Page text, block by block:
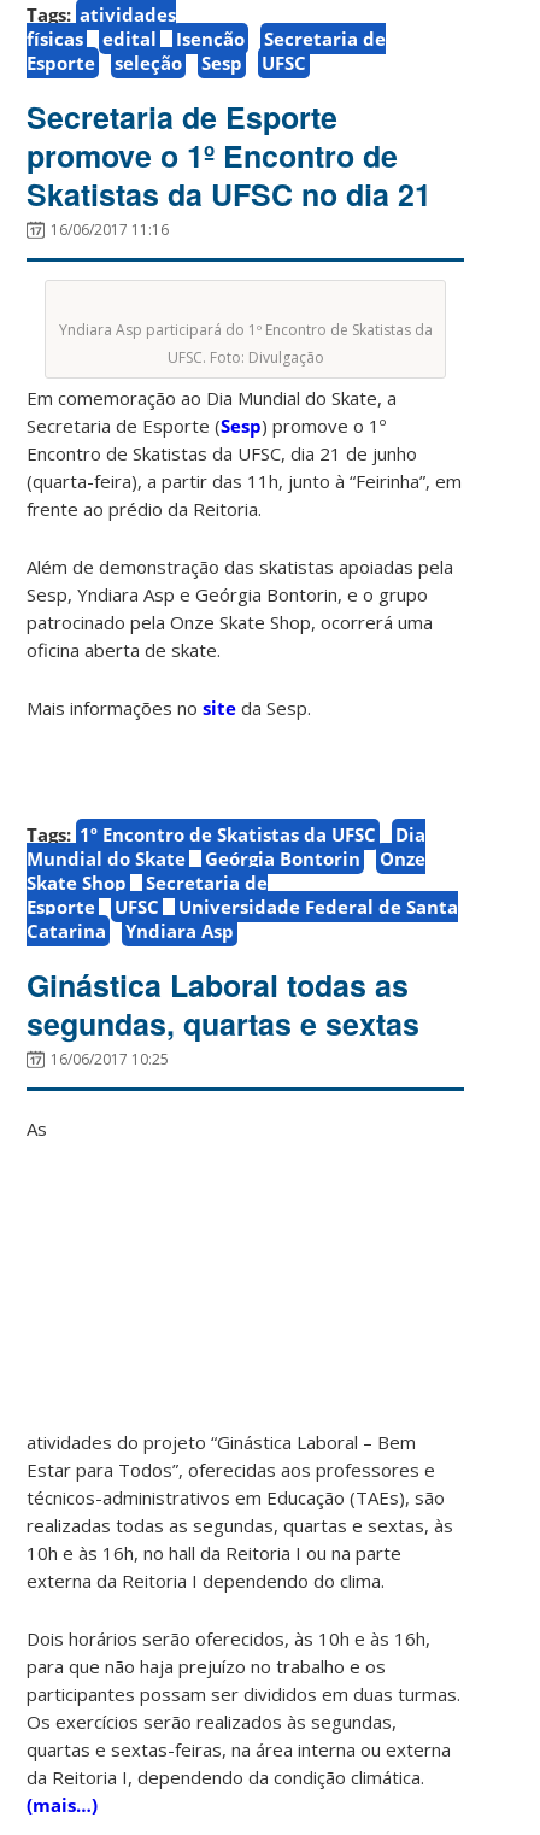
Tags: atividades
físicas
edital Isenção
Secretaria de
Esporte
seleção Sesp UFSC
Secretaria de Esporte
promove o 1º Encontro de
Skatistas da UFSC no dia 21
16/06/2017 11:16
Yndiara Asp participará do 1º Encontro de Skatistas da
UFSC. Foto: Divulgação
Em comemoração ao Dia Mundial do Skate, a
Secretaria de Esporte (Sesp) promove o 1º
Encontro de Skatistas da UFSC, dia 21 de junho
(quarta-feira), a partir das 11h, junto à “Feirinha”, em
frente ao prédio da Reitoria.
Além de demonstração das skatistas apoiadas pela
Sesp, Yndiara Asp e Geórgia Bontorin, e o grupo
patrocinado pela Onze Skate Shop, ocorrerá uma
oficina aberta de skate.
Mais informações nosite da Sesp.
Tags: 1º Encontro de Skatistas da UFSC
Dia
Mundial do Skate
Geórgia Bontorin
Onze
Skate Shop
Secretaria de
Esporte
UFSC
Universidade Federal de Santa
Catarina
Yndiara Asp
Ginástica Laboral todas as
segundas, quartas e sextas
16/06/2017 10:25
As
atividades do projeto “Ginástica Laboral – Bem
Estar para Todos”, oferecidas aos professores e
técnicos-administrativos em Educação (TAEs), são
realizadastodas as segundas, quartas e sextas, às
10h e às 16h, no hall da Reitoria I ou na parte
externa da Reitoria I dependendo do clima.
Dois horários serão oferecidos, às 10h e às 16h,
para que não haja prejuízo no trabalho e os
participantes possam ser divididos em duas turmas.
Os exercícios serão realizados às segundas,
quartas e sextas-feiras, na área interna ou externa
da Reitoria I, dependendo da condição climática.
(mais…)